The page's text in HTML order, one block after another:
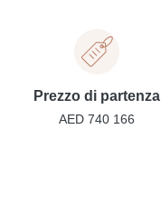
Prezzo di partenza
AED 740 166